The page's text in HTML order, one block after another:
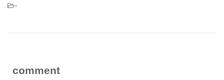
-
comment